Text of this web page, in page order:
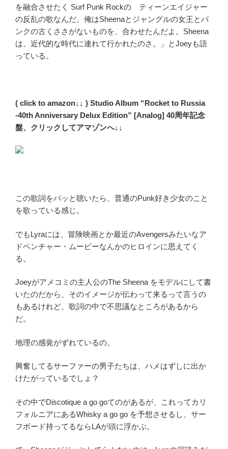
を融合させたく Surf Punk Rockの ティーンエイジャー
の反乱の歌なんだ。俺はSheenaとジャングルの女王とパ
ンクの古くささがないものを、合わせたんだよ。Sheena
は、近代的な時代に連れて行かれたのさ。」とJoeyも語
っている。
( click to amazon↓↓ ) Studio Album “Rocket to Russia
-40th Anniversary Delux Edition” [Analog] 40周年記念
盤、クリックしてアマゾンへ↓↓
この歌詞をパッと聴いたら、普通のPunk好き少女のこと
を歌っている感じ。
でもLyraには、冒険映画とか最近のAvengersみたいなア
ドベンチャー・ムービーなんかのヒロインに思えてく
る。
Joeyがアメコミの主人公のThe Sheena をモデルにして書
いたのだから、そのイメージが伝わって来るって言うの
もあるけれど、歌詞の中で不思議なところがあるから
だ。
地理の感覚がずれているの。
興奮してるサーファーの男子たちは、ハメはずしに出か
けたがっているでしょ？
その中でDiscotique a go goてのがあるが、これってカリ
フォルニアにあるWhisky a go go を予想させるし、サー
フボード持ってるならLAが頭に浮かぶ。